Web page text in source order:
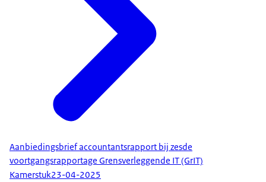
Aanbiedingsbrief accountantsrapport bij zesde
voortgangsrapportage Grensverleggende IT (GrIT)
Kamerstuk23-04-2025